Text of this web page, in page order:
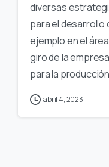
diversas
para el desarrollo
ejemplo en el
giro de la
para la
abril 4, 2023